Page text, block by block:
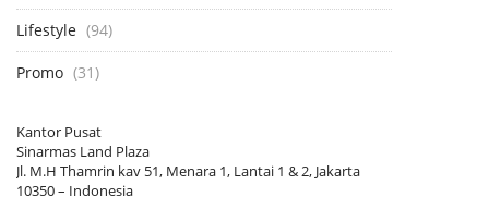
Lifestyle (94)
Promo (31)
Kantor Pusat
Sinarmas Land Plaza
Jl. M.H Thamrin kav 51, Menara 1, Lantai 1 & 2, Jakarta
10350 – Indonesia